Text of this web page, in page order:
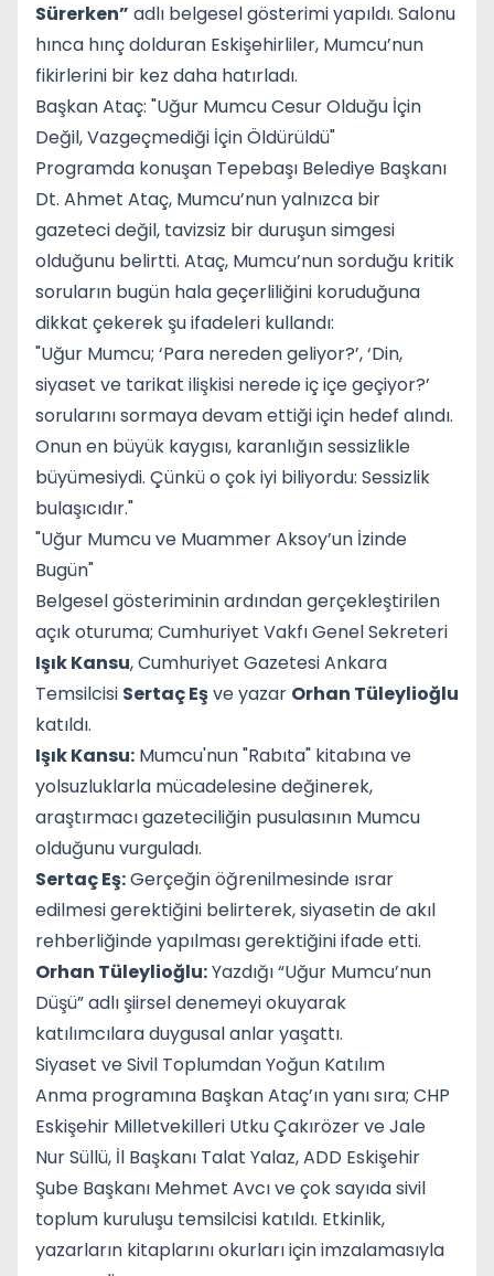
Sürerken” adlı belgesel gösterimi yapıldı. Salonu
hınca hınç dolduran Eskişehirliler, Mumcu’nun
fikirlerini bir kez daha hatırladı.
Başkan Ataç: "Uğur Mumcu Cesur Olduğu İçin
Değil, Vazgeçmediği İçin Öldürüldü"
Programda konuşan Tepebaşı Belediye Başkanı
Dt. Ahmet Ataç, Mumcu’nun yalnızca bir
gazeteci değil, tavizsiz bir duruşun simgesi
olduğunu belirtti. Ataç, Mumcu’nun sorduğu kritik
soruların bugün hala geçerliliğini koruduğuna
dikkat çekerek şu ifadeleri kullandı:
"Uğur Mumcu; ‘Para nereden geliyor?’, ‘Din,
siyaset ve tarikat ilişkisi nerede iç içe geçiyor?’
sorularını sormaya devam ettiği için hedef alındı.
Onun en büyük kaygısı, karanlığın sessizlikle
büyümesiydi. Çünkü o çok iyi biliyordu: Sessizlik
bulaşıcıdır."
"Uğur Mumcu ve Muammer Aksoy’un İzinde
Bugün"
Belgesel gösteriminin ardından gerçekleştirilen
açık oturuma; Cumhuriyet Vakfı Genel Sekreteri
Işık Kansu, Cumhuriyet Gazetesi Ankara
Temsilcisi Sertaç Eşve yazar Orhan Tüleylioğlu
katıldı.
Işık Kansu: Mumcu'nun "Rabıta" kitabına ve
yolsuzluklarla mücadelesine değinerek,
araştırmacı gazeteciliğin pusulasının Mumcu
olduğunu vurguladı.
Sertaç Eş:Gerçeğin öğrenilmesinde ısrar
edilmesi gerektiğini belirterek, siyasetin de akıl
rehberliğinde yapılması gerektiğini ifade etti.
Orhan Tüleylioğlu:Yazdığı “Uğur Mumcu’nun
Düşü” adlı şiirsel denemeyi okuyarak
katılımcılara duygusal anlar yaşattı.
Siyaset ve Sivil Toplumdan Yoğun Katılım
Anma programına Başkan Ataç’ın yanı sıra; CHP
Eskişehir Milletvekilleri Utku Çakırözer ve Jale
Nur Süllü, İl Başkanı Talat Yalaz, ADD Eskişehir
Şube Başkanı Mehmet Avcı ve çok sayıda sivil
toplum kuruluşu temsilcisi katıldı. Etkinlik,
yazarların kitaplarını okurları için imzalamasıyla